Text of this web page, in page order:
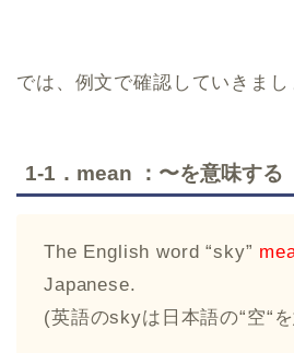
では、例文で確認していきまし
1-1．mean ：〜を意味する
The English word “sky”
Japanese.
(英語のskyは日本語の“空“